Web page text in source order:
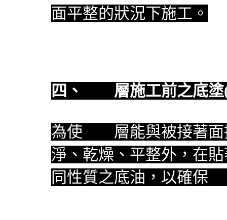
面平整的狀況下施工。
四、 層施工前之底
為使
層能與被接著
淨、乾燥、平整外，在
同性質之底油，以確保